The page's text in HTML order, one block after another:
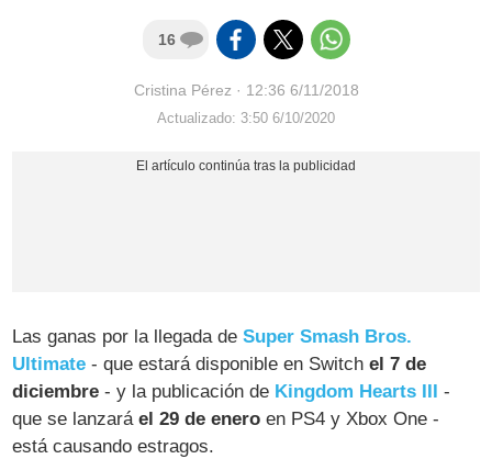
16
Cristina Pérez· 12:36 6/11/2018
Actualizado: 3:50 6/10/2020
Las ganas por la llegada deSuper Smash Bros.
Ultimate - que estará disponible en Switchel 7 de
diciembre - y la publicación de Kingdom Hearts III -
que se lanzaráel 29 de enero en PS4 y Xbox One -
está causando estragos.